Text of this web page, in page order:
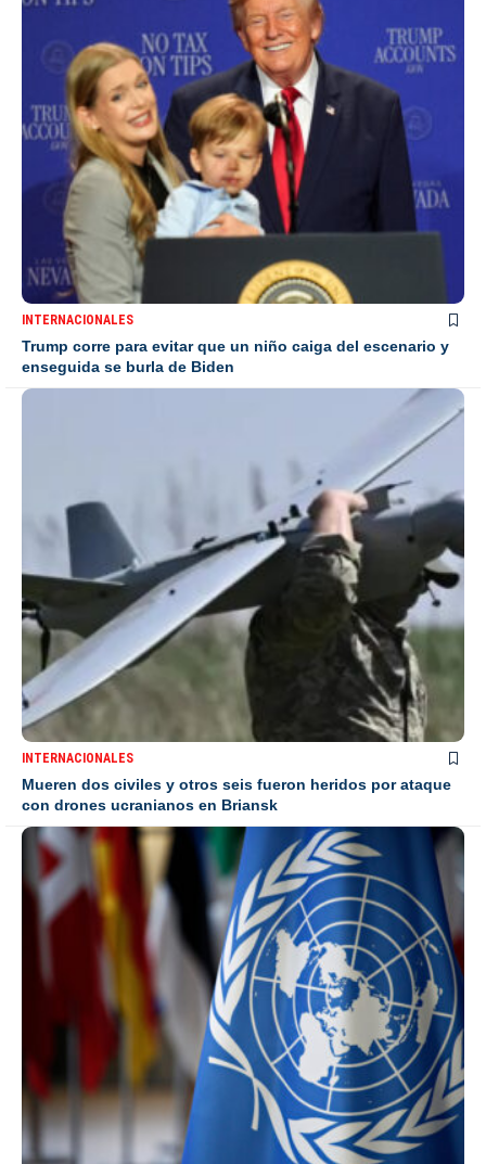
INTERNACIONALES
Trump corre para evitar que un niño caiga del escenario y
enseguida se burla de Biden
INTERNACIONALES
Mueren dos civiles y otros seis fueron heridos por ataque
con drones ucranianos en Briansk